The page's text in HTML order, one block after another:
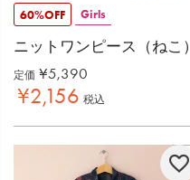
60%OFF Girls
ニットワンピース（ねこ）
定価 ¥5,390
¥2,156 税込